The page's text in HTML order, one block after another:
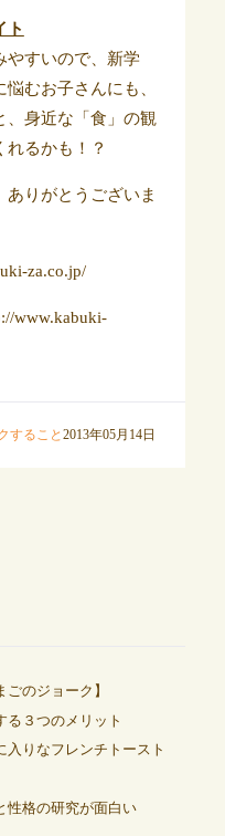
ト
やすいので、新学
むお子さんにも、
、身近な「食」の観
れるかも！？
ありがとうございま
za.co.jp/
www.kabuki-
すること 2013年05月14日
のジョーク】
る３つのメリット
入りなフレンチトースト
性格の研究が面白い